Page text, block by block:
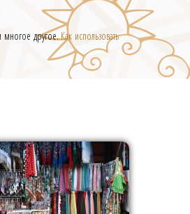
многое другое.Как использовать